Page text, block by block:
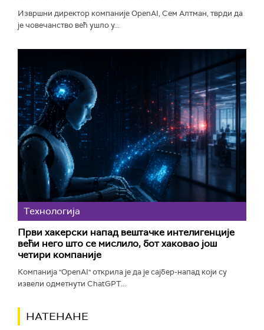
Извршни директор компаније OpenAI, Сем Алтман, тврди да
је човечанство већ ушло у...
Технологијa
Први хакерски напад вештачке интелигенције
већи него што се мислило, бот хаковао још
четири компаније
Компанија "OpenAI" открила је да је сајбер-напад који су
извели одметнути ChatGPT...
НАТЕНАНЕ